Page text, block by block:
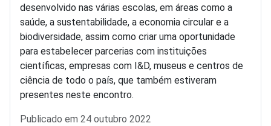
desenvolvido nas várias escolas, em áreas como a
saúde, a sustentabilidade, a economia circular e a
biodiversidade, assim como criar uma oportunidade
para estabelecer parcerias com instituições
científicas, empresas com I&D, museus e centros de
ciência de todo o país, que também estiveram
presentes neste encontro.
Detalhes
Publicado em 24 outubro 2022